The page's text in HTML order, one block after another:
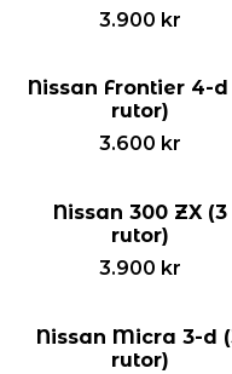
3.900 kr
Nissan Frontier 4-d
rutor)
3.600 kr
Nissan 300 ZX (3
rutor)
3.900 kr
Nissan Micra 3-d
rutor)